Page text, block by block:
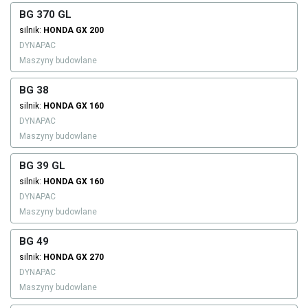
BG 370 GL
silnik: HONDA GX 200
DYNAPAC
Maszyny budowlane
BG 38
silnik: HONDA GX 160
DYNAPAC
Maszyny budowlane
BG 39 GL
silnik: HONDA GX 160
DYNAPAC
Maszyny budowlane
BG 49
silnik: HONDA GX 270
DYNAPAC
Maszyny budowlane